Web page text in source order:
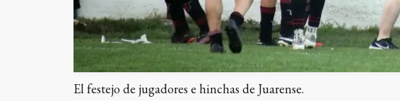
El festejo de jugadores e hinchas de Juarense.